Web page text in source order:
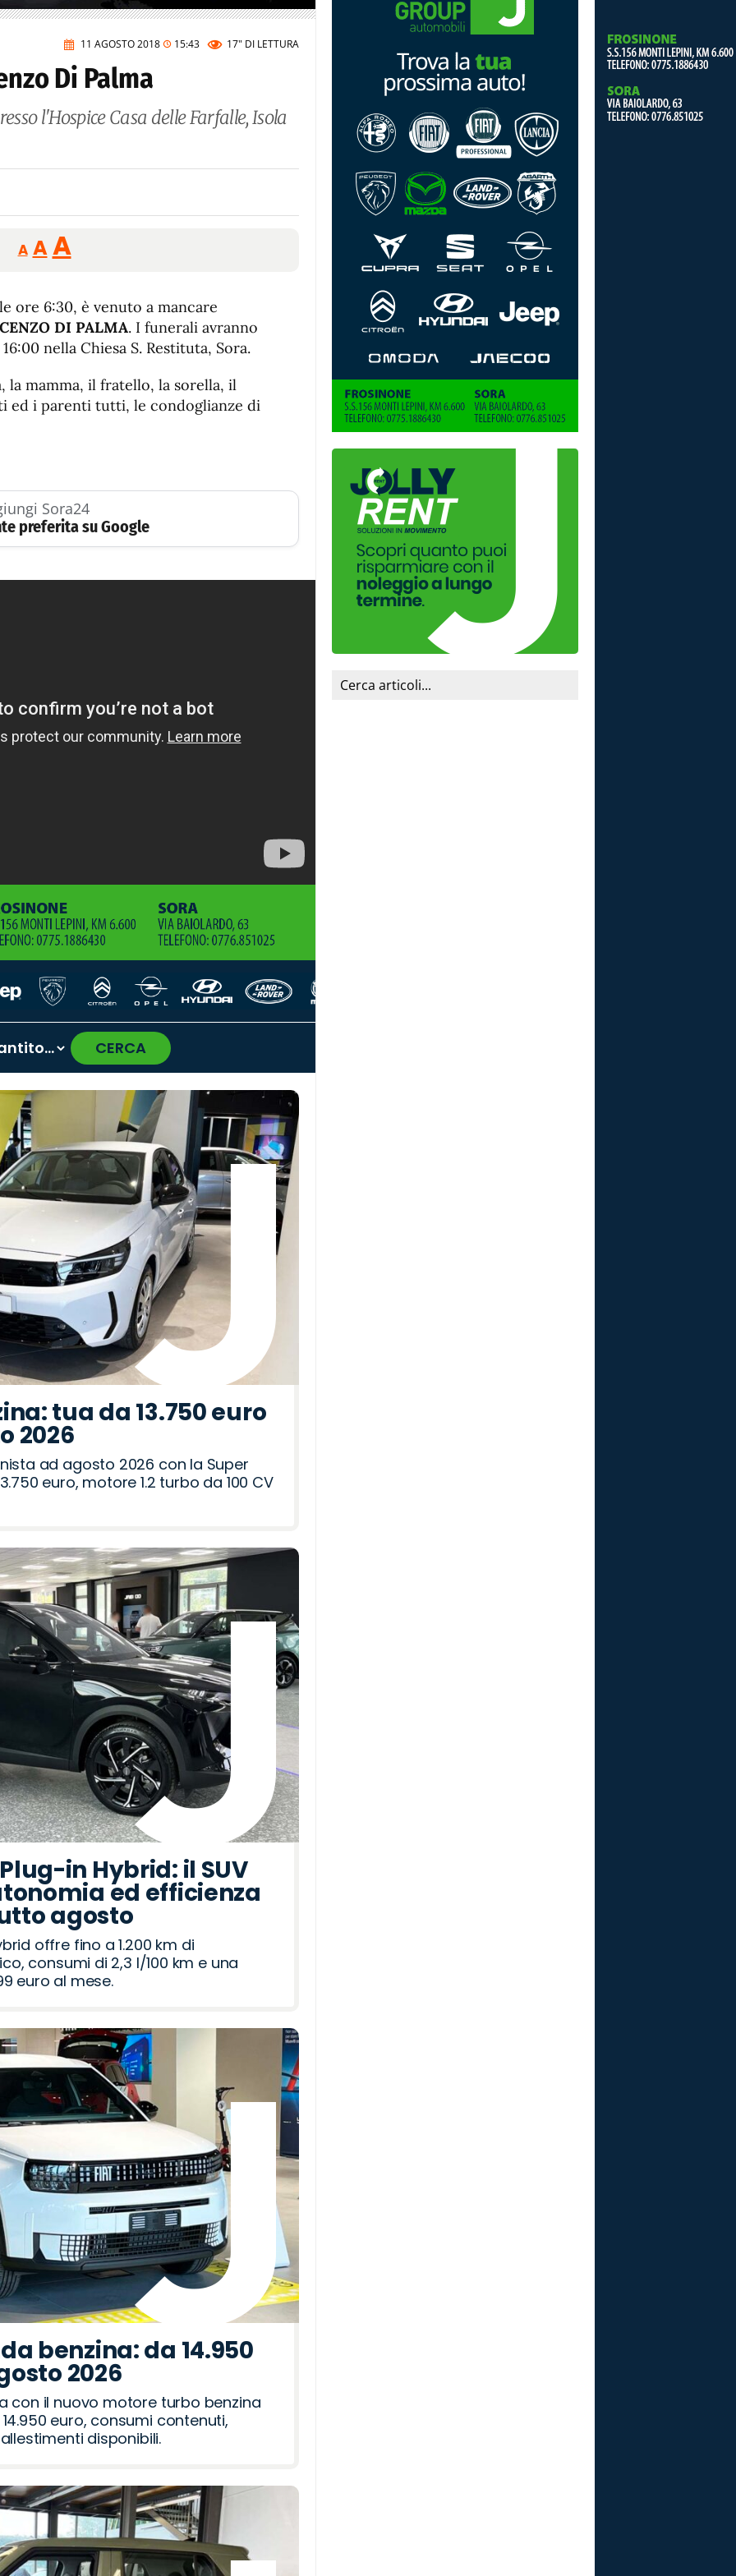
11 AGOSTO 2018 15:43 17" DI LETTURA
Di Palma
l'Hospice Casa delle Farfalle, Isola
A
Reducir
tamaño
A Restablecer
tamaño
de
fuente
AAumentar
de
fuente.
ore 6:30, è venuto a mancare
DI PALMA. I funerali avranno
nella Chiesa S. Restituta, Sora.
la mamma, il fratello, la sorella, il
ed i parenti tutti, le condoglianze di
Sora24
preferita su Google
CERCA
›
tua da 13.750 euro
2026
ad agosto 2026 con la Super
euro, motore 1.2 turbo da 100 CV
in Hybrid: il SUV
ed efficienza
agosto
offre fino a 1.200 km di
consumi di 2,3 l/100 km e una
euro al mese.
benzina: da 14.950
2026
con il nuovo motore turbo benzina
euro, consumi contenuti,
disponibili.